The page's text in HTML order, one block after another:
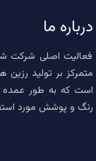
درباره ما
فعالیت اصلی شرکت
متمرکز بر تولید رزین
است که به طور
رنگ و پوشش مورد